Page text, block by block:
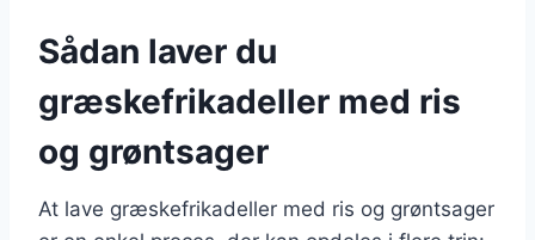
Sådan laver du
græskefrikadeller med ris
og grøntsager
At lave græskefrikadeller med ris og grøntsager